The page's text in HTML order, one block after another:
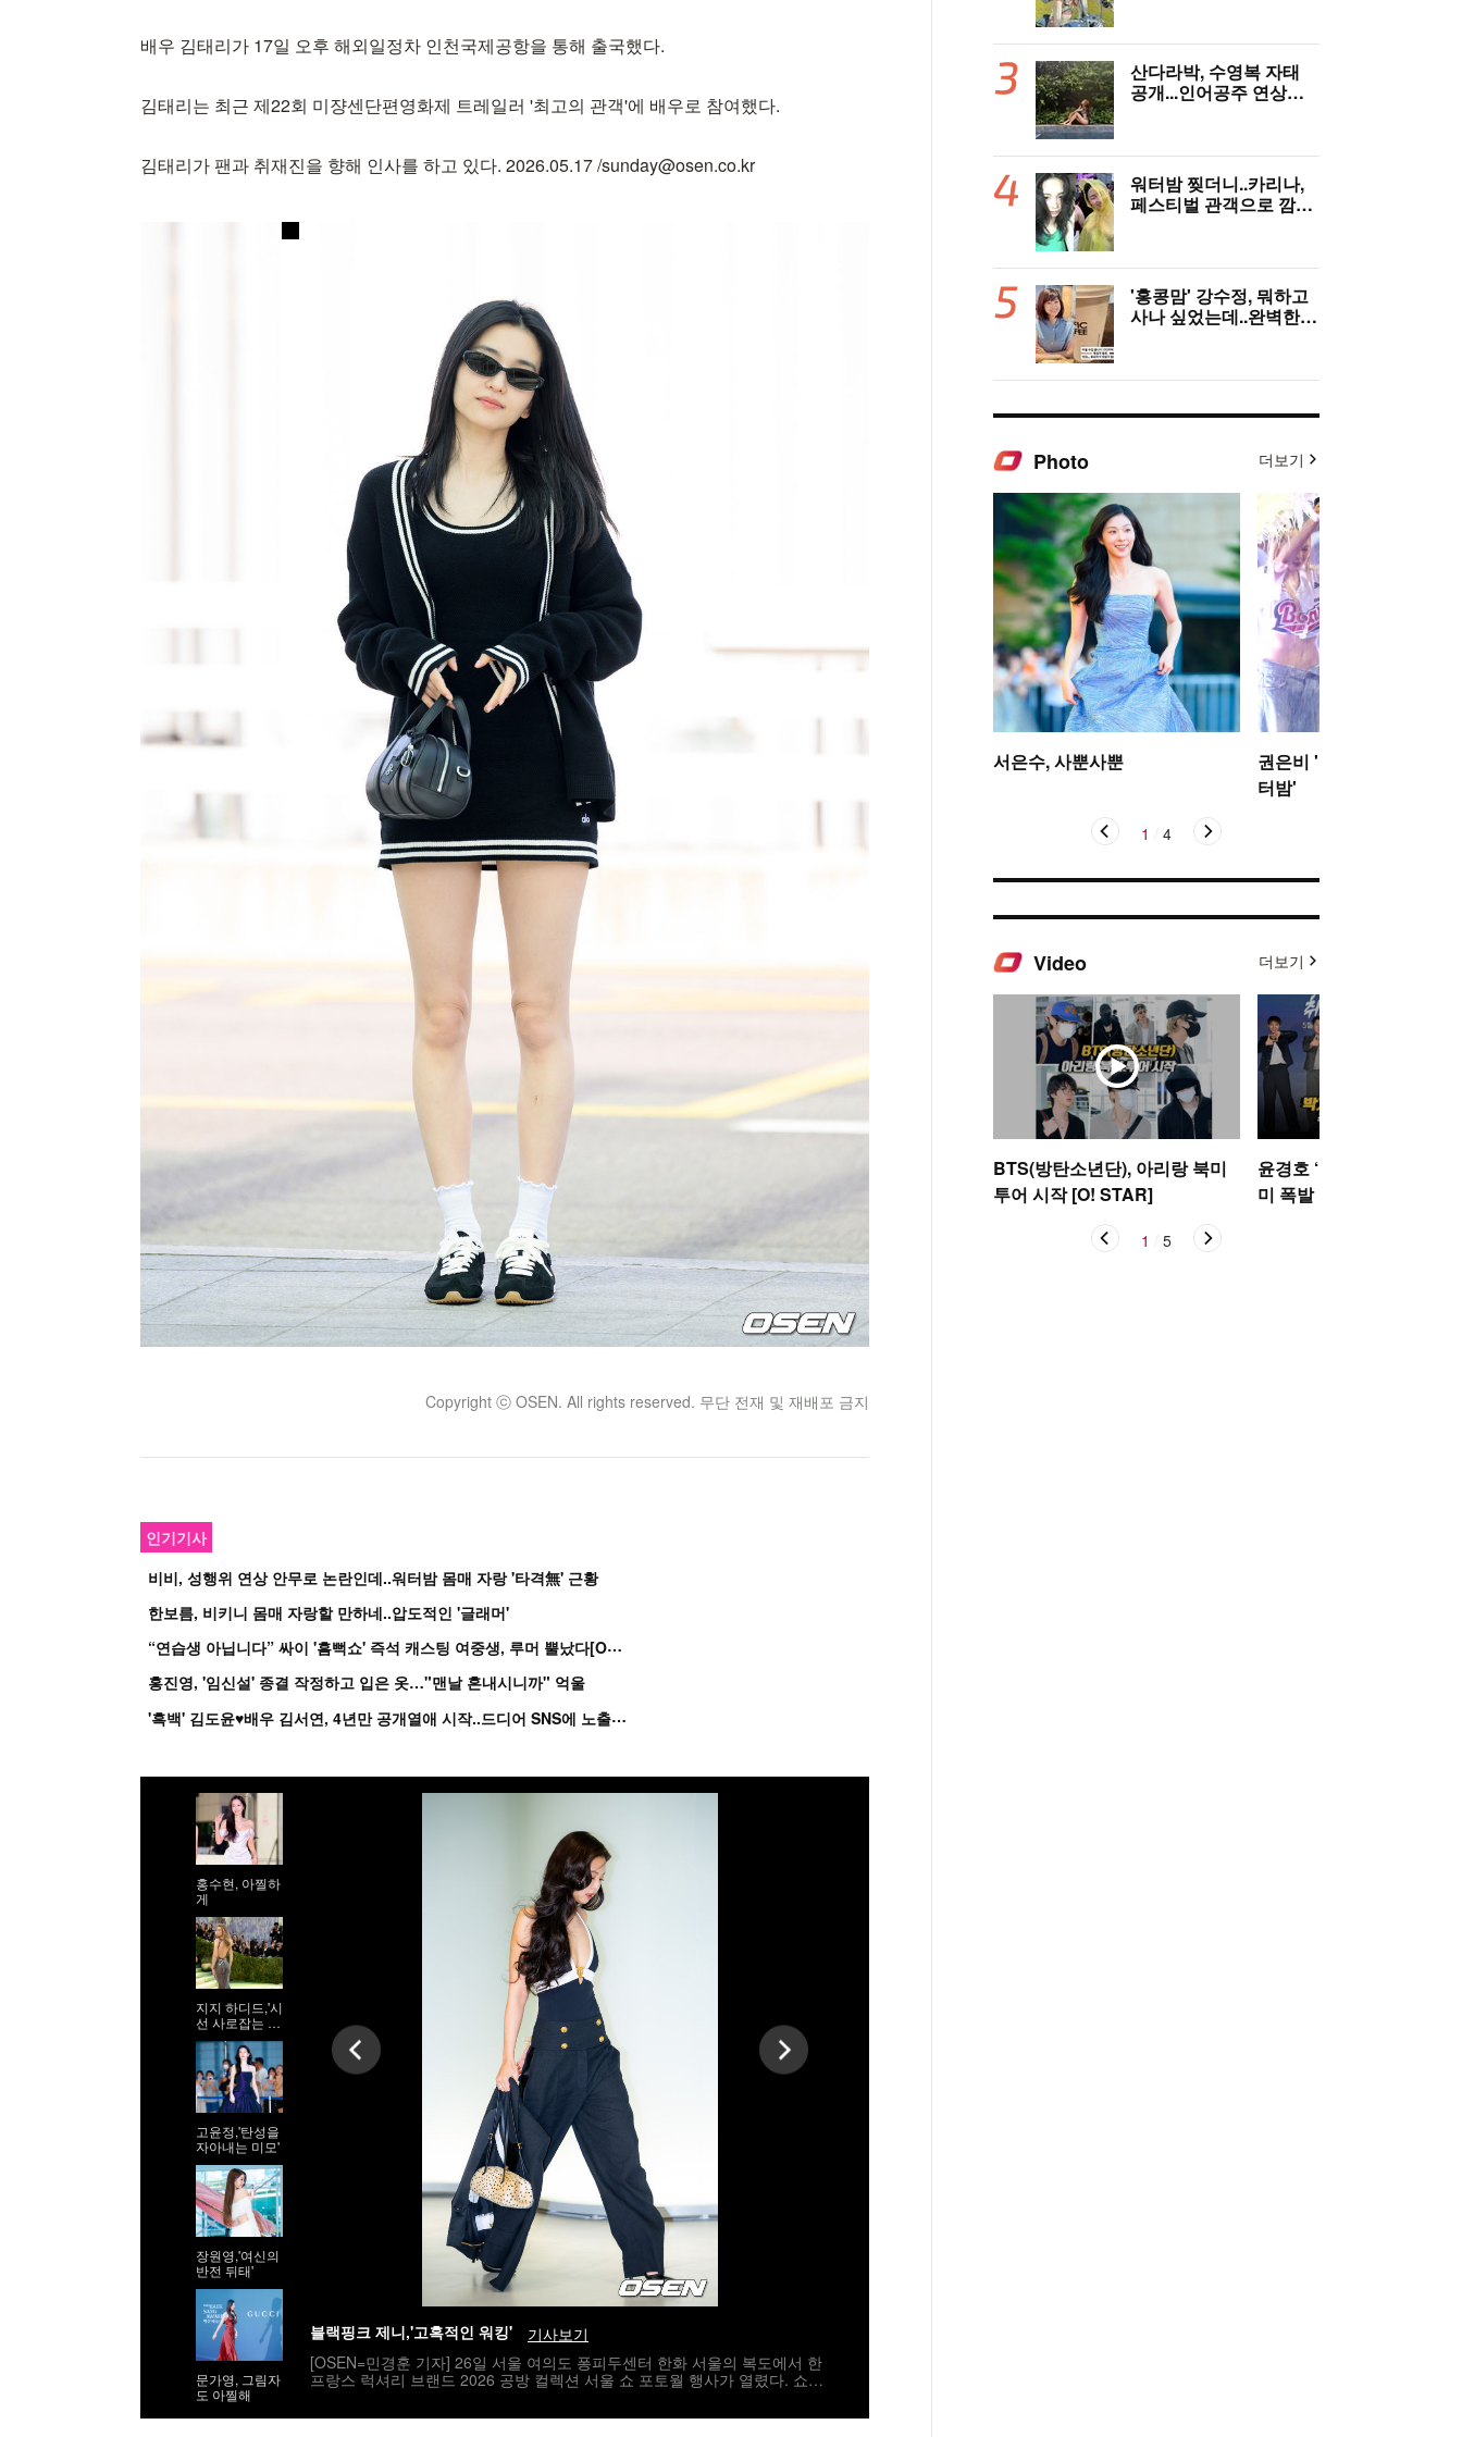
배우 김태리가 17일 오후 해외일정차 인천국제공항을 통해 출국했다.
김태리는 최근 제22회 미쟝센단편영화제 트레일러 '최고의 관객'에 배우로 참여했다.
김태리가 팬과 취재진을 향해 인사를 하고 있다. 2026.05.17 /sunday@osen.co.kr
Copyright ⓒ OSEN. All rights reserved. 무단 전재 및 재배포 금지
인기기사
비비, 성행위 연상 안무로 논란인데..워터밤 몸매 자랑 '타격無' 근황
한보름, 비키니 몸매 자랑할 만하네..압도적인 '글래머'
“
연습생 아닙니다” 싸이 '흠뻑쇼' 즉석 캐스팅 여중생, 루머 뿔났다[Oh!쎈 이...
홍진영, '임신설' 종결 작정하고 입은 옷…"맨날 혼내시니까" 억울
'
흑백' 김도윤♥배우 김서연, 4년만 공개열애 시작..드디어 SNS에 노출 [핫피...
홍수현, 아찔하
게
지지 하디드,'시
선 사로잡는 9
등신 시스루 자
태'
고윤정,'탄성을
자아내는 미모'
장원영,'여신의
반전 뒤태'
문가영, 그림자
도 아찔해
블랙핑크 제니,'고혹적인 워킹'
기사보기
[OSEN=민경훈 기자] 26일 서울 여의도 퐁피두센터 한화 서울의 복도에서 한
프랑스 럭셔리 브랜드 2026 공방 컬렉션 서울 쇼 포토월 행사가 열렸다. 쇼2
우 김고은, 박서준, 고윤정, 윤여정, 이병헌, 전여빈, 김다미, 이수혁, 구교환,
산다라박, 수영복 자태
공개...인어공주 연상케
워터밤 찢더니..카리나,
페스티벌 관객으로 깜짝
'홍콩맘' 강수정, 뭐하고
사나 싶었는데..완벽한
Photo 더보기
서은수, 사뿐사뿐
권은비 '야구장 더위 날리
터밤'
1 4
Video 더보기
BTS(방탄소년단), 아리랑 북미
투어 시작 [O! STAR]
윤경호 ‘골하트’ 박지훈 ‘저
미 폭발 포토타임 [O!
1 5